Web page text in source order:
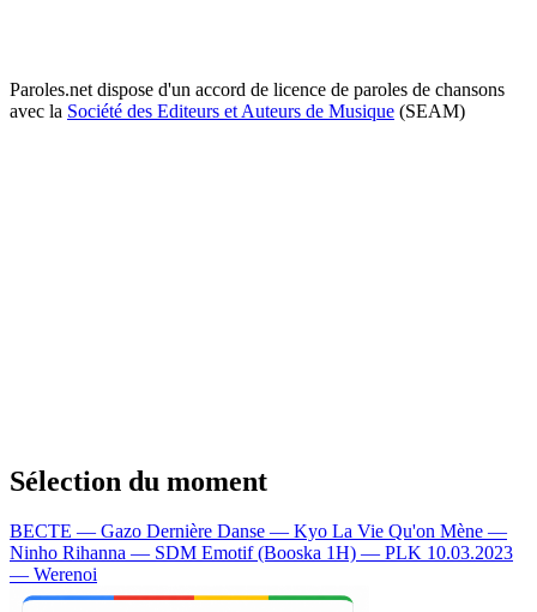
Paroles.net dispose d'un accord de licence de paroles de chansons
avec la Société des Editeurs et Auteurs de Musique (SEAM)
Sélection du moment
BECTE — Gazo Dernière Danse — Kyo La Vie Qu'on Mène —
Ninho Rihanna — SDM Emotif (Booska 1H) — PLK 10.03.2023
— Werenoi